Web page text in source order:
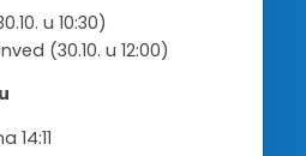
u 10:30)
(30.10. u 12:00)
14:11